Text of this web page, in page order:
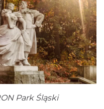
Park Śląski